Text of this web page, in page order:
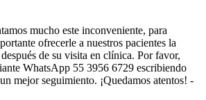
mucho este inconveniente, para
ofrecerle a nuestros pacientes la
de su visita en clínica. Por favor,
WhatsApp 55 3956 6729 escribiendo
mejor seguimiento. ¡Quedamos atentos! -